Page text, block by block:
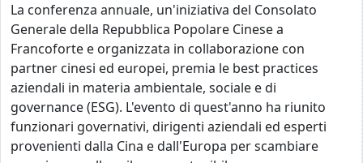
La conferenza annuale, un'iniziativa del Consolato
Generale della Repubblica Popolare Cinese a
Francoforte e organizzata in collaborazione con
partner cinesi ed europei, premia le best practices
aziendali in materia ambientale, sociale e di
governance (ESG). L'evento di quest'anno ha riunito
funzionari governativi, dirigenti aziendali ed esperti
provenienti dalla Cina e dall'Europa per scambiare